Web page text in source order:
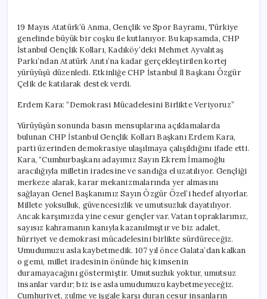
Mayıs’ı
Coşkuyla
Kutladı:
“Sorumluluğumuzun
Bilincindeyiz”
19 Mayıs Atatürk’ü Anma, Gençlik ve Spor Bayramı, Türkiye
genelinde büyük bir coşku ile kutlanıyor. Bu kapsamda, CHP
İstanbul Gençlik Kolları, Kadıköy’deki Mehmet Ayvalıtaş
Parkı’ndan Atatürk Anıtı’na kadar gerçekleştirilen kortej
yürüyüşü düzenledi. Etkinliğe CHP İstanbul İl Başkanı Özgür
Çelik de katılarak destek verdi.
Erdem Kara: “Demokrasi Mücadelesini Birlikte Veriyoruz”
Yürüyüşün sonunda basın mensuplarına açıklamalarda
bulunan CHP İstanbul Gençlik Kolları Başkanı Erdem Kara,
parti üzerinden demokrasiye ulaşılmaya çalışıldığını ifade etti.
Kara, “Cumhurbaşkanı adayımız Sayın Ekrem İmamoğlu
aracılığıyla milletin iradesine ve sandığa el uzatılıyor. Gençliği
merkeze alarak, karar mekanizmalarında yer almasını
sağlayan Genel Başkanımız Sayın Özgür Özel’i hedef alıyorlar.
Millete yoksulluk, güvencesizlik ve umutsuzluk dayatılıyor.
Ancak karşımızda yine cesur gençler var. Vatan topraklarımız,
sayısız kahramanın kanıyla kazanılmıştır ve biz adalet,
hürriyet ve demokrasi mücadelesini birlikte sürdüreceğiz.
Umudumuzu asla kaybetmedik. 107 yıl önce Galata’dan kalkan
o gemi, millet iradesinin önünde hiç kimsenin
duramayacağını göstermiştir. Umutsuzluk yoktur, umutsuz
insanlar vardır; biz ise asla umudumuzu kaybetmeyeceğiz.
Cumhuriyet, zulme ve işgale karşı duran cesur insanların